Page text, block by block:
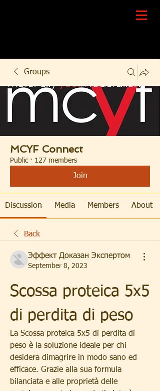
Groups
MCYF Connect
Public · 127 members
Join
Discussion Media Members About
Back
Эффект Доказан Экспертом
September 8, 2023
Scossa proteica 5x5
di perdita di peso
La Scossa proteica 5x5 di perdita di
peso è la soluzione ideale per chi
desidera dimagrire in modo sano ed
efficace. Grazie alla sua formula
bilanciata e alle proprietà delle